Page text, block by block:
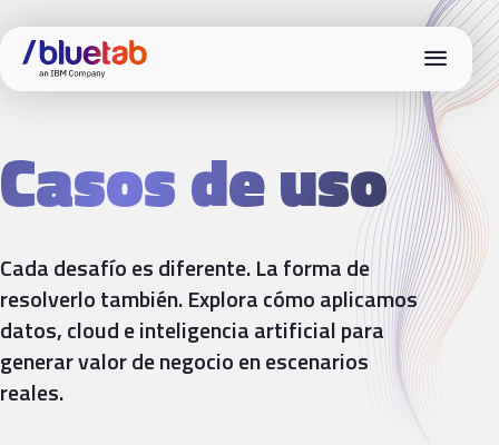
menu
Casos de uso
Cada desafío es diferente. La forma de
resolverlo también. Explora cómo aplicamos
datos, cloud e inteligencia artificial para
generar valor de negocio en escenarios
reales.